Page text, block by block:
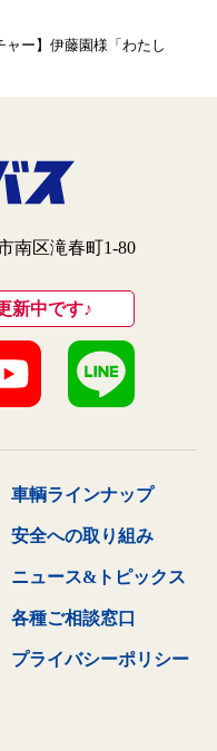
ャー】伊藤園様「わたし
南区滝春町1-80
新中です♪
車輌ラインナップ
安全への取り組み
ニュース&トピックス
各種ご相談窓口
プライバシーポリシー